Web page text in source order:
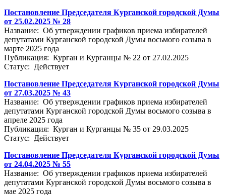
Постановление Председателя Курганской городской Думы
от 25.02.2025 № 28
Название: Об утверждении графиков приема избирателей
депутатами Курганской городской Думы восьмого созыва в
марте 2025 года
Публикация: Курган и Курганцы № 22 от 27.02.2025
Статус: Действует
Постановление Председателя Курганской городской Думы
от 27.03.2025 № 43
Название: Об утверждении графиков приема избирателей
депутатами Курганской городской Думы восьмого созыва в
апреле 2025 года
Публикация: Курган и Курганцы № 35 от 29.03.2025
Статус: Действует
Постановление Председателя Курганской городской Думы
от 24.04.2025 № 55
Название: Об утверждении графиков приема избирателей
депутатами Курганской городской Думы восьмого созыва в
мае 2025 года